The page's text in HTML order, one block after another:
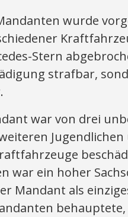
wurde
Stern
strafbar,
war von drei
war ein hoher
Mandant als